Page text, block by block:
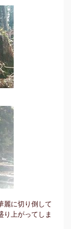
麗に切り倒して
り上がってしま